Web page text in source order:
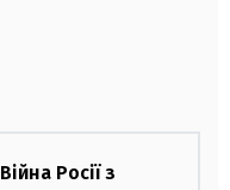
Війна Росії з